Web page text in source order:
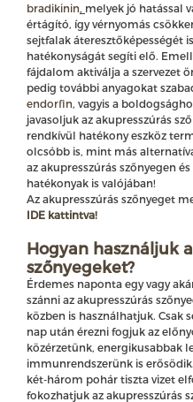
bradikinin melyek jó hatással
értágító, így vérnyomás
sejtfalak áteresztőképességét
hatékonyságát segíti elő.
fájdalom aktiválja a szervezet
pedig további anyagokat
endorfin , vagyis a
javasoljuk az akupresszúrás
rendkívül hatékony eszköz
olcsóbb is, mint más
az akupresszúrás szőnyegen
hatékonyak is valójában!
Az akupresszúrás szőnyeget
IDE kattintva!
Hogyan használjuk
szőnyegeket?
Érdemes naponta egy vagy
szánni az akupresszúrás
közben is használhatjuk. Csak
nap után érezni fogjuk az
közérzetünk, energikusabbak
immunrendszerünk is
két-három pohár tiszta vizet
fokozhatjuk az akupresszúrás